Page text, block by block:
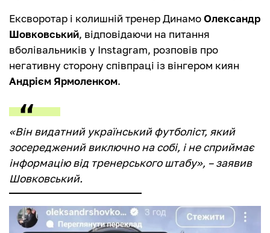
Ексворотар і колишній тренер ДинамоОлександр
Шовковський, відповідаючи на питання
вболівальників у Instagram, розповів про
негативну сторону співпраці із вінгером киян
Андрієм Ярмоленком.
«Він видатний український футболіст, який
зосереджений виключно на собі, і не сприймає
інформацію від тренерського штабу», – заявив
Шовковський.